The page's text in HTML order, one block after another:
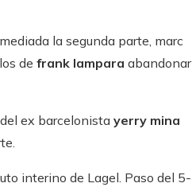
la segunda parte, marc
de frank lampara abandonar
ex barcelonista yerry mina
interino de Lagel. Paso del 5-